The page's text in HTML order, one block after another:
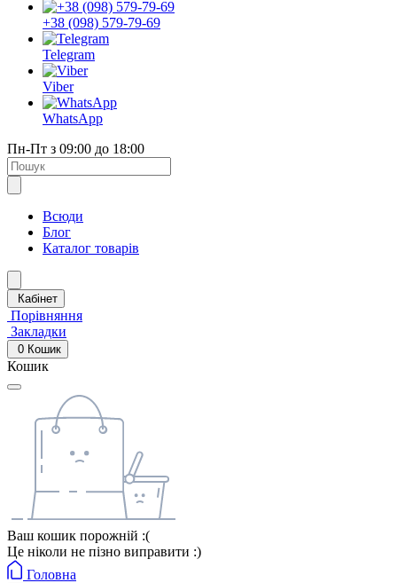
+38 (098) 579-79-69
Telegram
Viber
WhatsApp
Пн-Пт з 09:00 до 18:00
Всюди
Блог
Каталог товарів
Кабінет
Порівняння
Закладки
0 Кошик
Кошик
Ваш кошик порожній :(
Це ніколи не пізно виправити :)
Головна